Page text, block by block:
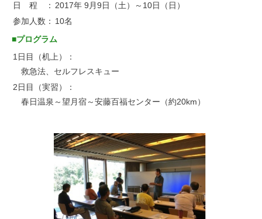
お問い合わせ
日 程 ： 2017年 9月9日（土）～10日（日）
参加人数： 10名
■プログラム
1日目（机上）：
救急法、セルフレスキュー
2日目（実習）：
春日温泉～望月宿～安藤百福センター（約20km）